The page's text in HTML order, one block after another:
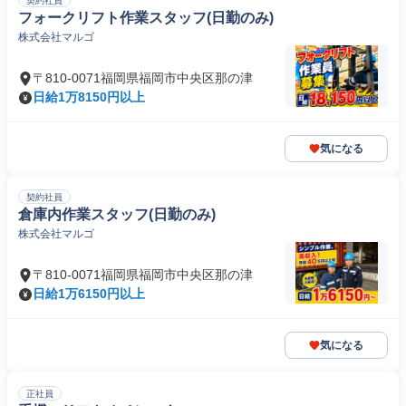
フォークリフト作業スタッフ(日勤のみ)
株式会社マルゴ
〒810-0071福岡県福岡市中央区那の津
日給1万8150円以上
気になる
契約社員
倉庫内作業スタッフ(日勤のみ)
株式会社マルゴ
〒810-0071福岡県福岡市中央区那の津
日給1万6150円以上
気になる
正社員